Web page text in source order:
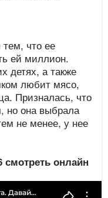
что ее
ей миллион.
детях, а также
любит мясо,
Призналась, что
но она выбрала
не менее, у нее
смотреть онлайн